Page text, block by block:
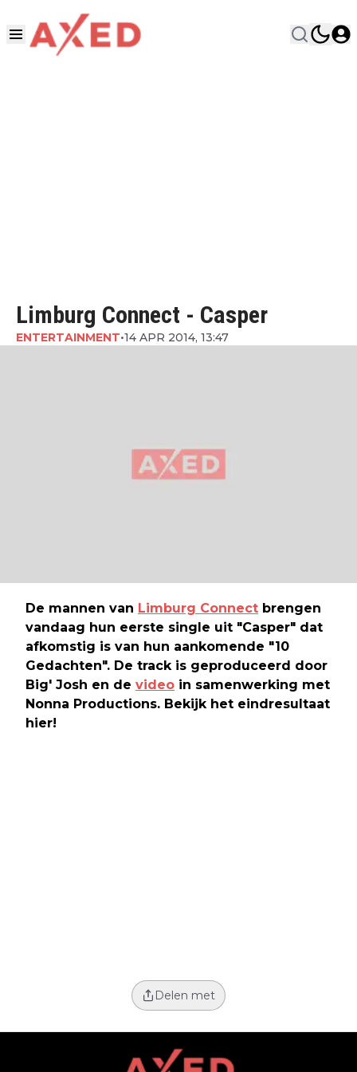
Limburg Connect - Casper
ENTERTAINMENT•14 APR 2014, 13:47
De mannen van Limburg Connect brengen
vandaag hun eerste single uit "Casper" dat
afkomstig is van hun aankomende "10
Gedachten". De track is geproduceerd door
Big' Josh en de video in samenwerking met
Nonna Productions. Bekijk het eindresultaat
hier!
Delen met